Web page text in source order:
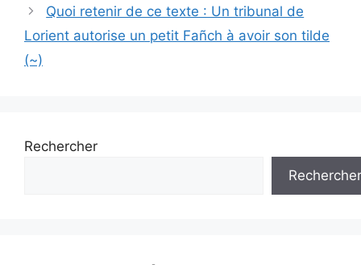
Quoi retenir de ce texte : Un tribunal de
Lorient autorise un petit Fañch à avoir son tilde
(~)
Rechercher
Rechercher